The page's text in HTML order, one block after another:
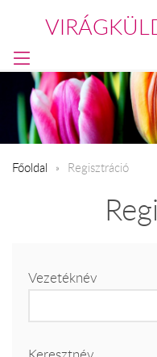
Főoldal Regisztráció
Vezetéknév